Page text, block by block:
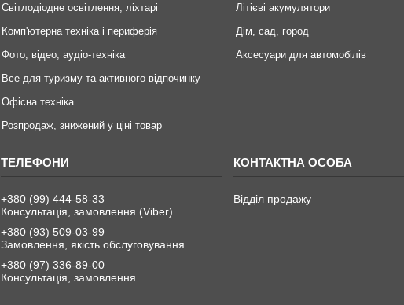
Світлодіодне освітлення, ліхтарі
Комп'ютерна техніка і периферія
Фото, відео, аудіо-техніка
Все для туризму та активного відпочинку
Офісна техніка
Розпродаж, знижений у ціні товар
Літієві акумулятори
Дім, сад, город
Аксесуари для автомобілів
+380 (99) 444-58-33
Консультація, замовлення (Viber)
+380 (93) 509-03-99
Замовлення, якість обслуговування
+380 (97) 336-89-00
Консультація, замовлення
Відділ продажу